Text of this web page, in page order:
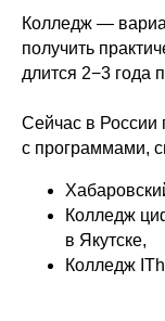
Колледж —
получить
длится 2−3 года
Сейчас в России
с программами,
Колледж
в Якутске,
Колледж